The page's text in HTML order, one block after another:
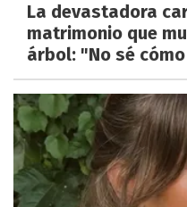
La devastadora
matrimonio que
árbol: "No sé